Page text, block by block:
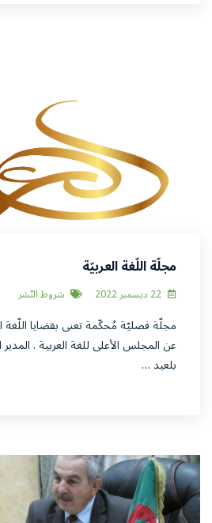
مجلّة اللّغة العربيّة
شروط النّشر
مجلّة فصليّة مُحكّمة تعنى بقضايا اللّغة
عن المجلس الأعلى للغة العربية .
بلعيد …